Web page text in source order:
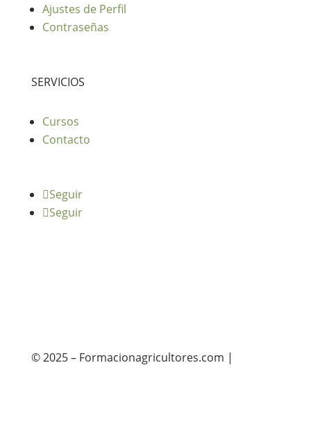
Ajustes de Perfil
Contraseñas
SERVICIOS
Cursos
Contacto
Seguir
Seguir
© 2025 – Formacionagricultores.com |